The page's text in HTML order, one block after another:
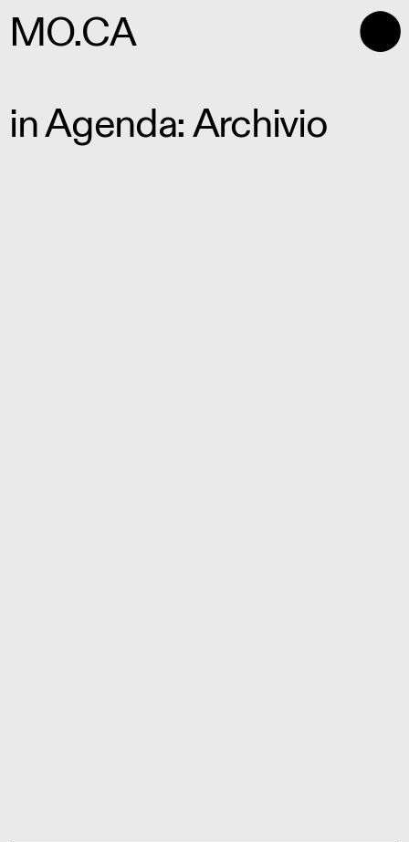
MO.CA
⬤
in Agenda: Archivio